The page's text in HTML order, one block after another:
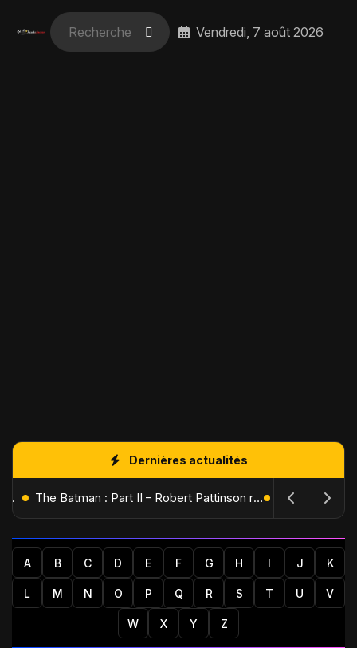
Vendredi, 7 août 2026
Dernières actualités
L'Âge de Glace : Le Réveil du Volcan – Manny, Sid et Diego de retour pour une aventure explosive The Batman : Part II – Robert Pattinson replonge dans les ténèbres de Gotham dès octobre 2027
A B C D E F G H I J K
L M N O P Q R S T U V
W X Y Z